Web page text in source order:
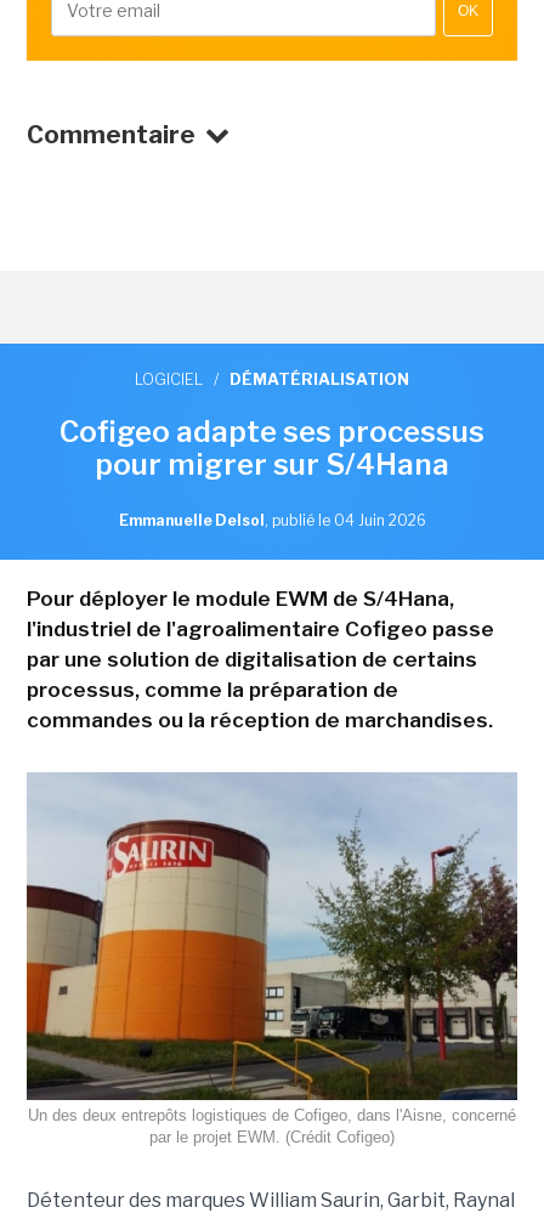
OK
Commentaire
LOGICIEL / DÉMATÉRIALISATION
Cofigeo adapte ses processus
pour migrer sur S/4Hana
Emmanuelle Delsol , publié le 04 Juin 2026
Pour déployer le module EWM de S/4Hana,
l'industriel de l'agroalimentaire Cofigeo passe
par une solution de digitalisation de certains
processus, comme la préparation de
commandes ou la réception de marchandises.
Un des deux entrepôts logistiques de Cofigeo, dans l'Aisne, concerné
par le projet EWM. (Crédit Cofigeo)
Détenteur des marques William Saurin, Garbit, Raynal